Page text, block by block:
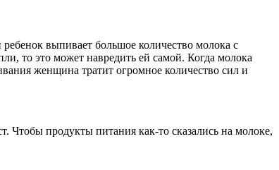
выпивает большое количество молока с
то это может навредить ей самой. Когда молока
женщина тратит огромное количество сил и
Чтобы продукты питания как-то сказались на молоке,